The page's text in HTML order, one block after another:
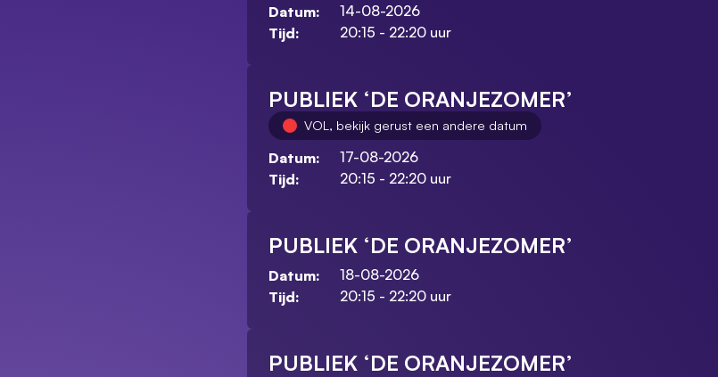
Datum:
14-08-2026
Tijd:
20:15 - 22:20 uur
PUBLIEK ‘DE ORANJEZOMER’
VOL, bekijk gerust een andere datum
Datum:
17-08-2026
Tijd:
20:15 - 22:20 uur
PUBLIEK ‘DE ORANJEZOMER’
Datum:
18-08-2026
Tijd:
20:15 - 22:20 uur
PUBLIEK ‘DE ORANJEZOMER’